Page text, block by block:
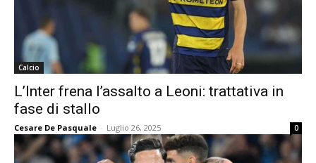
Calcio
L’Inter frena l’assalto a Leoni: trattativa in
fase di stallo
Cesare De Pasquale - Luglio 26, 2025 0